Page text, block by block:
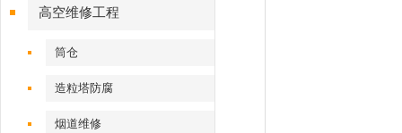
高空维修工程
筒仓
造粒塔防腐
烟道维修